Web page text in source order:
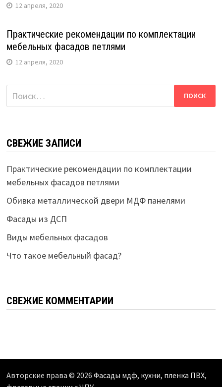
12 апреля, 2020
Практические рекомендации по комплектации
мебельных фасадов петлями
12 апреля, 2020
Найти:
СВЕЖИЕ ЗАПИСИ
Практические рекомендации по комплектации
мебельных фасадов петлями
Обивка металлической двери МДФ панелями
Фасады из ДСП
Виды мебельных фасадов
Что такое мебельный фасад?
СВЕЖИЕ КОММЕНТАРИИ
Авторские права © 2026 Фасады мдф, кухни, пленка ПВХ,